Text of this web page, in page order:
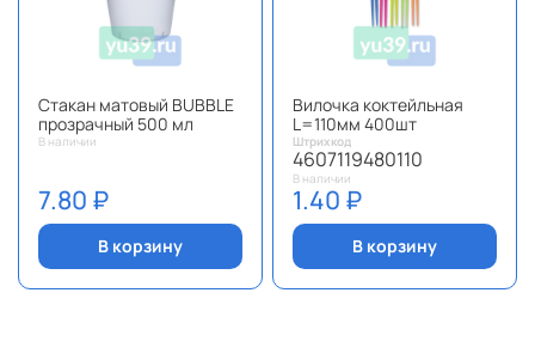
Стакан матовый BUBBLE
прозрачный 500 мл
В наличии
7.80 ₽
В корзину
Вилочка коктейльная
L=110мм 400шт
Штрихкод
4607119480110
В наличии
1.40 ₽
В корзину